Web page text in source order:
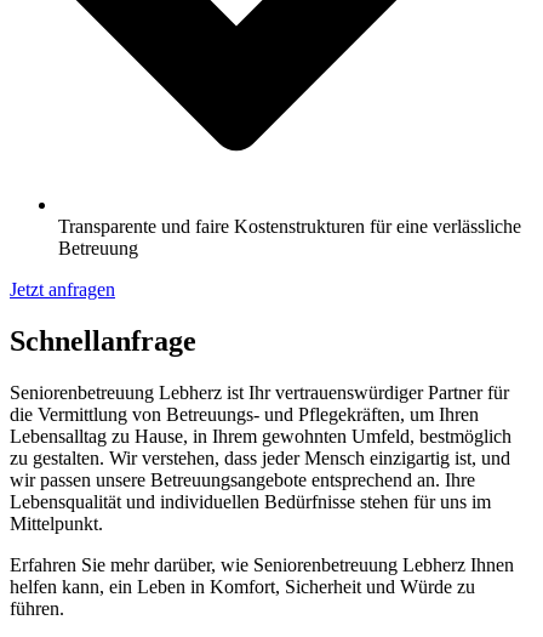
Transparente und faire Kostenstrukturen für eine verlässliche
Betreuung
Jetzt anfragen
Schnell­anfrage
Seniorenbetreuung Lebherz ist Ihr vertrauenswürdiger Partner für
die Vermittlung von Betreuungs- und Pflegekräften, um Ihren
Lebensalltag zu Hause, in Ihrem gewohnten Umfeld, bestmöglich
zu gestalten. Wir verstehen, dass jeder Mensch einzigartig ist, und
wir passen unsere Betreuungsangebote entsprechend an. Ihre
Lebensqualität und individuellen Bedürfnisse stehen für uns im
Mittelpunkt.
Erfahren Sie mehr darüber, wie Seniorenbetreuung Lebherz Ihnen
helfen kann, ein Leben in Komfort, Sicherheit und Würde zu
führen.